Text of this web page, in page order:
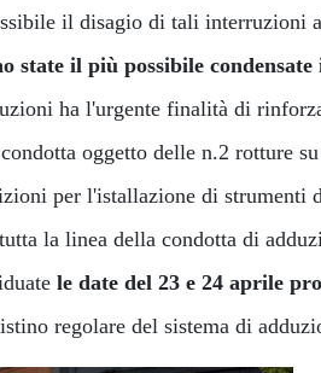
il disagio di tali interruzioni
state il più possibile condensate
ha l'urgente finalità di
oggetto delle n.2 rotture
per l'istallazione di strumenti
la linea della condotta di
le date del 23 e 24 aprile
regolare del sistema di